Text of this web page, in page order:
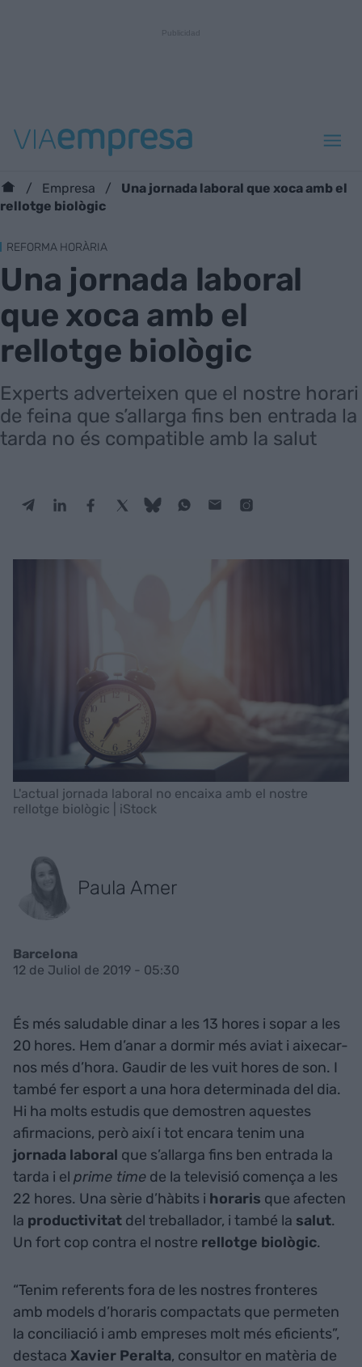
Empresa
Una jornada laboral que xoca amb el
rellotge biològic
REFORMA HORÀRIA
Una jornada laboral
que xoca amb el
rellotge biològic
Experts adverteixen que el nostre horari
de feina que s’allarga fins ben entrada la
tarda no és compatible amb la salut
L'actual jornada laboral no encaixa amb el nostre
rellotge biològic | iStock
Paula Amer
Barcelona
12 de Juliol de 2019 - 05:30
És més saludable dinar a les 13 hores i sopar a les
20 hores. Hem d’anar a dormir més aviat i aixecar-
nos més d’hora. Gaudir de les vuit hores de son. I
també fer esport a una hora determinada del dia.
Hi ha molts estudis que demostren aquestes
afirmacions, però així i tot encara tenim una
jornada laboral que s’allarga fins ben entrada la
tarda i el prime time de la televisió comença a les
22 hores. Una sèrie d’hàbits i horaris que afecten
la productivitat del treballador, i també la salut.
Un fort cop contra el nostre rellotge biològic.
“Tenim referents fora de les nostres fronteres
amb models d’horaris compactats que permeten
la conciliació i amb empreses molt més eficients”,
destaca Xavier Peralta, consultor en matèria de